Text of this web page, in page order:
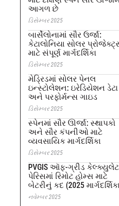
આગળ છે
ડિસેમ્બર 2025
બાર્સેલોનામાં સૌર ઉર્જા:
કેટાલોનિયા સોલર
માટે સંપૂર્ણ માર્ગદર્શિકા
ડિસેમ્બર 2025
મેડ્રિડમાં સોલર પેનલ
ઇન્સ્ટોલેશન: ઇરેડિયેશન ડેટા
અને પરફોર્મન્સ ગાઇડ
ડિસેમ્બર 2025
સ્પેનમાં સૌર ઊર્જા: સ્થાપકો
અને સૌર કંપનીઓ માટે
વ્યવસાયિક માર્ગદર્શિકા
ડિસેમ્બર 2025
PVGIS ઑફ-ગ્રીડ
પેરિસમાં રિમોટ હોમ્સ માટે
બેટરીનું કદ (2025
નવેમ્બર 2025